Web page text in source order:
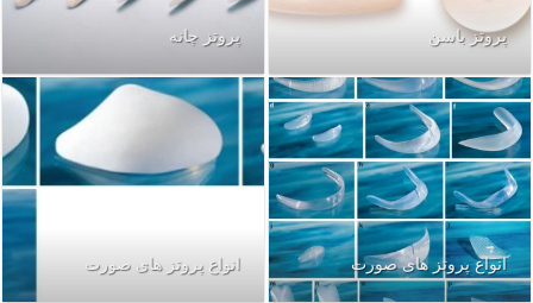
پروتز باسن پروتز چانه
انواع پروتز های صورت انواع پروتز های صورت